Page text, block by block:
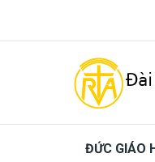
ĐỨC GIÁO